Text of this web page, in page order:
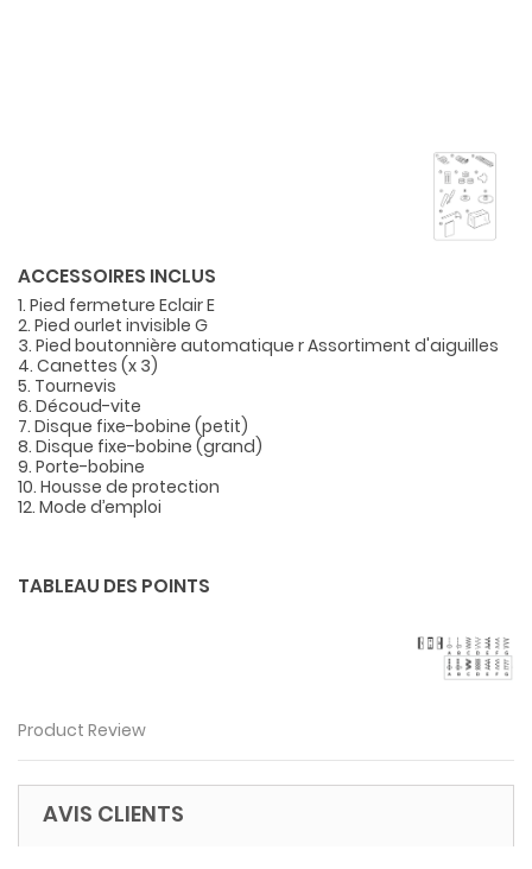
ACCESSOIRES INCLUS
1. Pied fermeture Eclair E
2. Pied ourlet invisible G
3. Pied boutonnière automatique r Assortiment d'aiguilles
4. Canettes (x 3)
5. Tournevis
6. Découd-vite
7. Disque fixe-bobine (petit)
8. Disque fixe-bobine (grand)
9. Porte-bobine
10. Housse de protection
12. Mode d’emploi
TABLEAU DES POINTS
Product Review
AVIS CLIENTS